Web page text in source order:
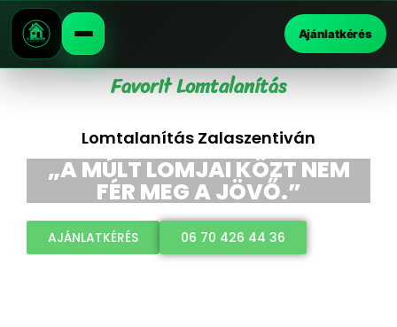
Ajánlatkérés
Favorit Lomtalanítás
Lomtalanítás Zalaszentiván
„A MÚLT LOMJAI KÖZT NEM
FÉR MEG A JÖVŐ.”
AJÁNLATKÉRÉS 06 70 426 44 36